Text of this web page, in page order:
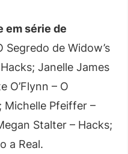
em série de
Segredo de Widow’s
Janelle James
O’Flynn – O
Michelle Pfeiffer –
Stalter – Hacks;
a Real.